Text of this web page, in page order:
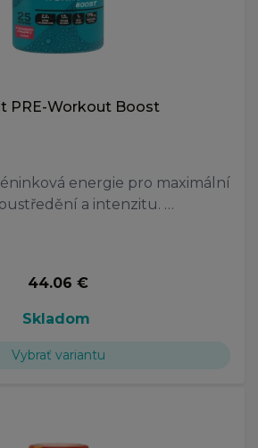
PRE-Workout Boost
energie pro maximální
a intenzitu. …
44.06 €
Skladom
Vybrať variantu